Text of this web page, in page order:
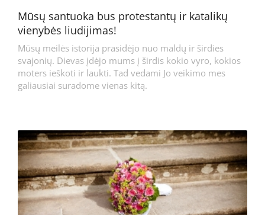
Mūsų santuoka bus protestantų ir katalikų
vienybės liudijimas!
Mūsų meilės istorija prasidėjo nuo maldų ir širdies
svajonių. Dievas įdėjo mums į širdis kokio vyro, kokios
moters ieškoti ir laukti. Tad vedami Jo veikimo mes
galiausiai suradome vienas kitą.